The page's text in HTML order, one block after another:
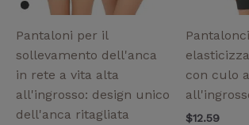
Pantaloni per il
sollevamento dell'anca
in rete a vita alta
all'ingrosso: design unico
dell'anca ritagliata
possono
essere
scelte
nella
pagina
del
con culo
$12.59